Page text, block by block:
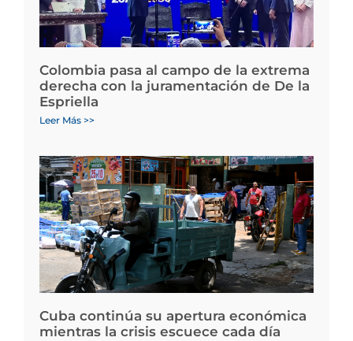
Colombia pasa al campo de la extrema
derecha con la juramentación de De la
Espriella
Leer Más >>
Cuba continúa su apertura económica
mientras la crisis escuece cada día